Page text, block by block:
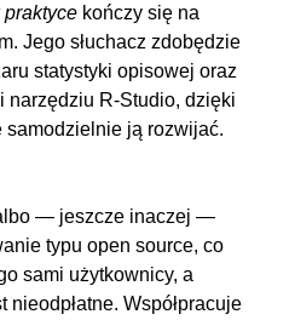
kończy się na
Jego słuchacz zdobędzie
statystyki opisowej oraz
narzędziu R-Studio, dzięki
samodzielnie ją rozwijać.
— jeszcze inaczej —
typu open source, co
sami użytkownicy, a
nieodpłatne. Współpracuje